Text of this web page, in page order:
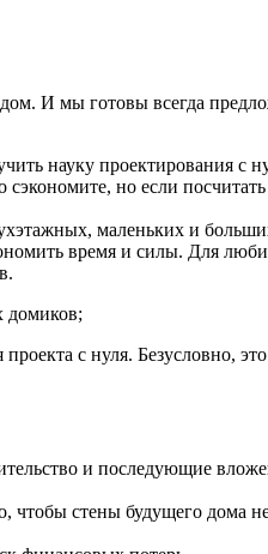
И мы готовы всегда
науку проектирования с
но если
маленьких и
время и силы. Для
домиков;
с нуля. Безусловно,
и последующие
чтобы стены будущего дома